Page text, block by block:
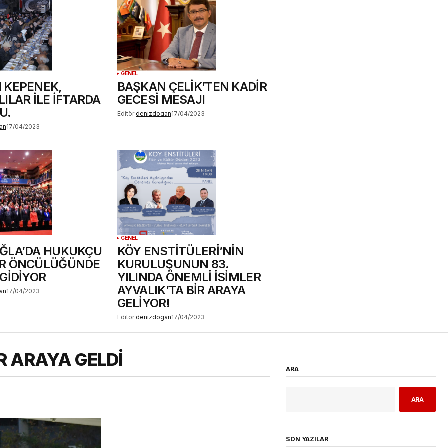
İLE İFTARDA
17/04/2023
GENEL
BAŞKAN ÇELİK’TEN KADİR
GECESİ MESAJI
Editör denizdogan17/04/2023
HUKUKÇU
ÖNCÜLÜĞÜNDE
17/04/2023
GENEL
KÖY ENSTİTÜLERİ’NİN
KURULUŞUNUN 83.
YILINDA ÖNEMLİ İSİMLER
AYVALIK’TA BİR ARAYA
GELİYOR!
Editör denizdogan17/04/2023
ARAYA GELDİ ARA
ARA
SON YAZILAR